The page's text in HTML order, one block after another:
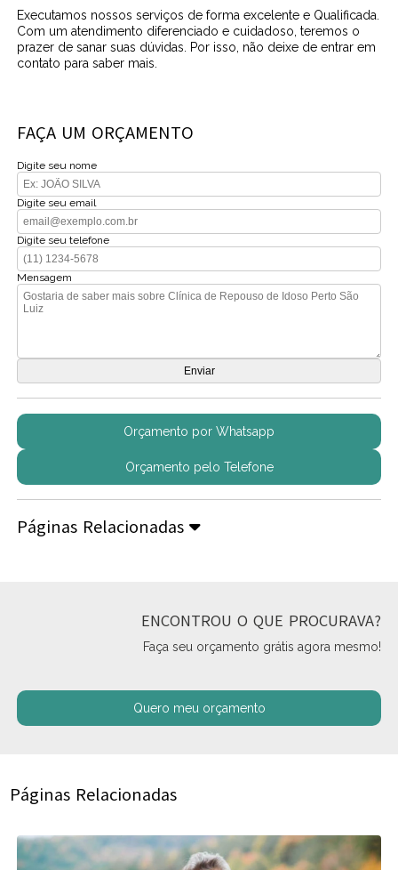
Executamos nossos serviços de forma excelente e Qualificada.
Com um atendimento diferenciado e cuidadoso, teremos o
prazer de sanar suas dúvidas. Por isso, não deixe de entrar em
contato para saber mais.
FAÇA UM ORÇAMENTO
Digite seu nome
Digite seu email
Digite seu telefone
Mensagem
Orçamento por Whatsapp
Orçamento pelo Telefone
Páginas Relacionadas
ENCONTROU O QUE PROCURAVA?
Faça seu orçamento grátis agora mesmo!
Quero meu orçamento
Páginas Relacionadas